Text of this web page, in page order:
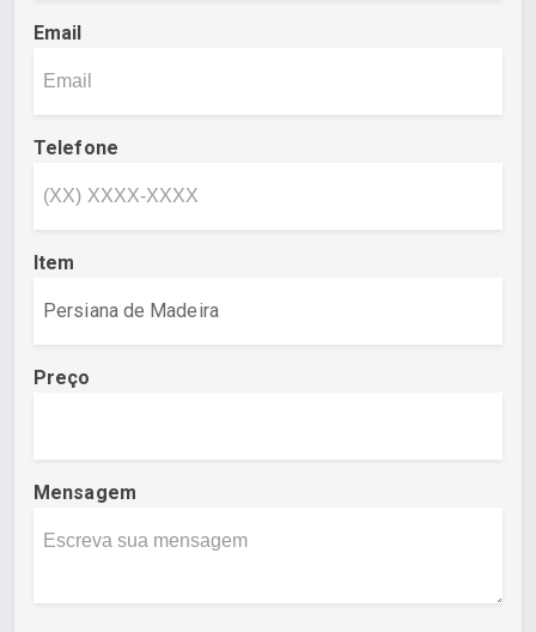
Email
Telefone
Item
Preço
Mensagem